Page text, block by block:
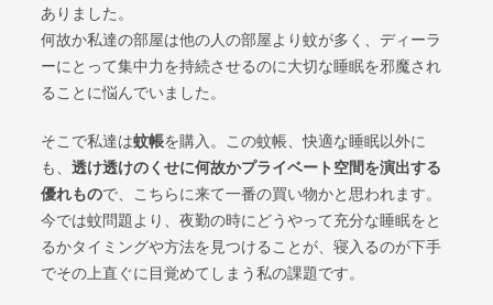
ありました。
何故か私達の部屋は他の人の部屋より蚊が多く、ディーラ
ーにとって集中力を持続させるのに大切な睡眠を邪魔され
ることに悩んでいました。
そこで私達は蚊帳を購入。この蚊帳、快適な睡眠以外に
も、透け透けのくせに何故かプライベート空間を演出する
優れもので、こちらに来て一番の買い物かと思われます。
今では蚊問題より、夜勤の時にどうやって充分な睡眠をと
るかタイミングや方法を見つけることが、寝入るのが下手
でその上直ぐに目覚めてしまう私の課題です。